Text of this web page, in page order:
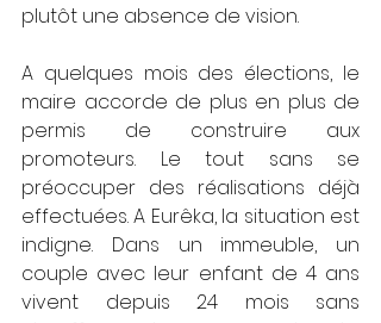
plutôt une absence de vision.
A quelques mois des élections, le
maire accorde de plus en plus de
permis de construire aux
promoteurs. Le tout sans se
préoccuper des réalisations déjà
effectuées. A Eurêka, la situation est
indigne. Dans un immeuble, un
couple avec leur enfant de 4 ans
vivent depuis 24 mois sans